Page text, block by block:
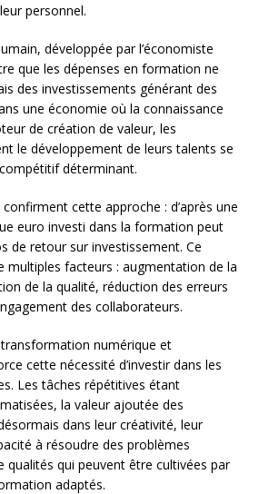
personnel.
développée par l’économiste
que les dépenses en formation ne
des investissements générant des
une économie où la connaissance
de création de valeur, les
le développement de leurs talents se
déterminant.
cette approche : d’après une
euro investi dans la formation peut
de retour sur investissement. Ce
multiples facteurs : augmentation de la
de la qualité, réduction des erreurs
des collaborateurs.
numérique et
cette nécessité d’investir dans les
Les tâches répétitives étant
la valeur ajoutée des
dans leur créativité, leur
à résoudre des problèmes
qualités qui peuvent être cultivées par
adaptés.